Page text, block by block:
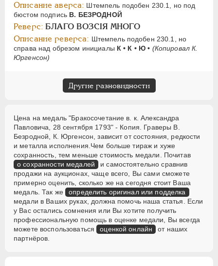
Описание аверса: Штемпель подобен 230.1, но под
бюстом подпись В. БЕЗРОДНОЙ
Реверс: БЛАГО ВОЗСIЯ МНОГО
Описание реверса: Штемпель подобен 230.1, но
справа над обрезом инициалы К • К • Ю • (Копировал К.
Юргенсон)
Другие разновидности
Цена на медаль "Бракосочетание в. к. Александра
Павловича, 28 сентября 1793" - Копия. Граверы В.
Безродной, К. Юргенсон, зависит от состояния, редкости
и металла исполнения.Чем больше тираж и хуже
сохранность, тем меньше стоимость медали. Почитав
о сохранности медалей и самостоятельно сравнив
продажи на аукционах, чаще всего, Вы сами сможете
примерно оценить, сколько же на сегодня стоит Ваша
медаль. Так же определить оригинал или подделка
медали в Ваших руках, должна помочь наша статья. Если
у Вас остались сомнения или Вы хотите получить
профессиональную помощь в оценке медали, Вы всегда
можете воспользоваться оценкой онлайн
от наших
партнёров.